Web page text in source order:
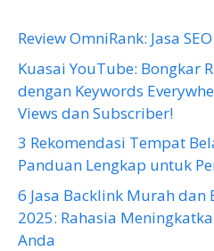
Review OmniRank: Jasa
Kuasai YouTube: Bongkar
dengan Keywords
Views dan Subscriber!
3 Rekomendasi Tempat
Panduan Lengkap untuk
6 Jasa Backlink Murah
2025: Rahasia
Anda